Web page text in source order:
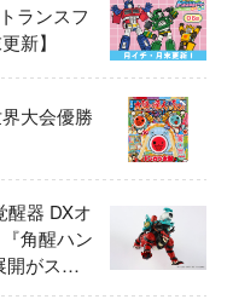
ランスフ
新】
大会優勝
醒器 DXオ
角醒ハン
開がスタ